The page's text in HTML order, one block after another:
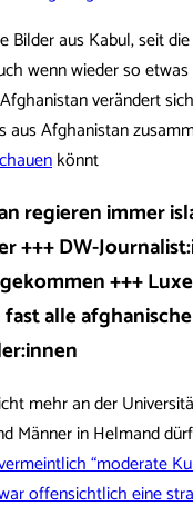
Bilder aus Kabul, seit
wenn wieder so
verändert
aus Afghanistan
könnt
regieren immer
+++ DW-
+++
alle
mehr an der
Männer in Helmand
“moderate
offensichtlich eine